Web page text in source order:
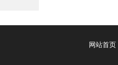
网站首页